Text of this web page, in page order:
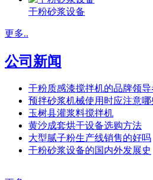
干粉砂浆设备
更多..
公司新闻
干粉质感漆搅拌机的品牌领导
预拌砂浆机械使用时应注意哪
玉树县灌浆料搅拌机
黄沙成套烘干设备选购方法
大型腻子粉生产线销售的好吗
干粉砂浆设备的国内外发展史